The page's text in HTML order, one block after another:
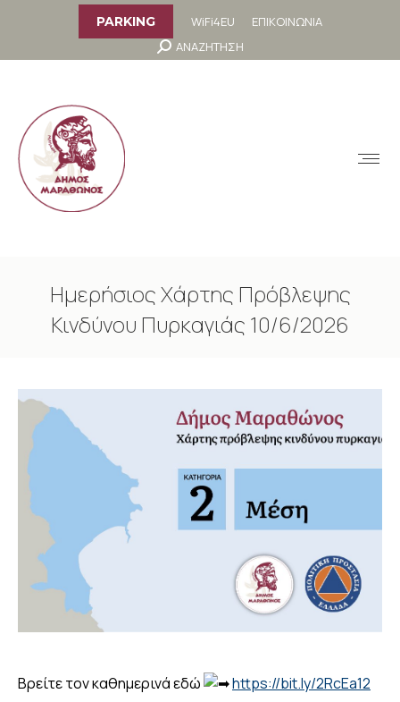
PARKING WiFi4EU
ΕΠΙΚΟΙΝΩΝΙΑ
Search:
ΑΝΑΖΗΤΗΣΗ
Ημερήσιος Χάρτης Πρόβλεψης
Κινδύνου Πυρκαγιάς 10/6/2026
Βρείτε τον καθημερινά εδώ https://bit.ly/2RcEa12